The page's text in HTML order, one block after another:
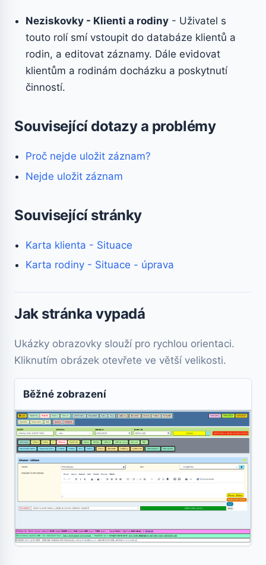
Neziskovky - Klienti a rodiny - Uživatel s
touto rolí smí vstoupit do databáze klientů a
rodin, a editovat záznamy. Dále evidovat
klientům a rodinám docházku a poskytnutí
činností.
Související dotazy a problémy
Proč nejde uložit záznam?
Nejde uložit záznam
Související stránky
Karta klienta - Situace
Karta rodiny - Situace - úprava
Jak stránka vypadá
Ukázky obrazovky slouží pro rychlou orientaci.
Kliknutím obrázek otevřete ve větší velikosti.
Běžné zobrazení